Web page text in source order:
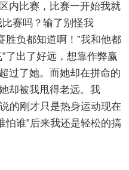
内比赛，比赛一开始我就
赛吗？输了别怪我
胜负都知道啊！”我和他都
了出了好远，想靠作弊赢
过了她。而她却在拼命的
却被我甩得老远。我
的刚才只是热身运动现在
怕谁”后来我还是轻松的搞